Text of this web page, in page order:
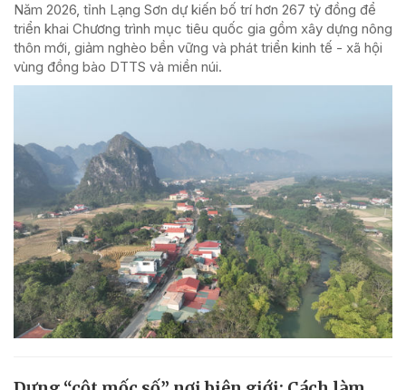
Năm 2026, tỉnh Lạng Sơn dự kiến bố trí hơn 267 tỷ đồng để
triển khai Chương trình mục tiêu quốc gia gồm xây dựng nông
thôn mới, giảm nghèo bền vững và phát triển kinh tế - xã hội
vùng đồng bào DTTS và miền núi.